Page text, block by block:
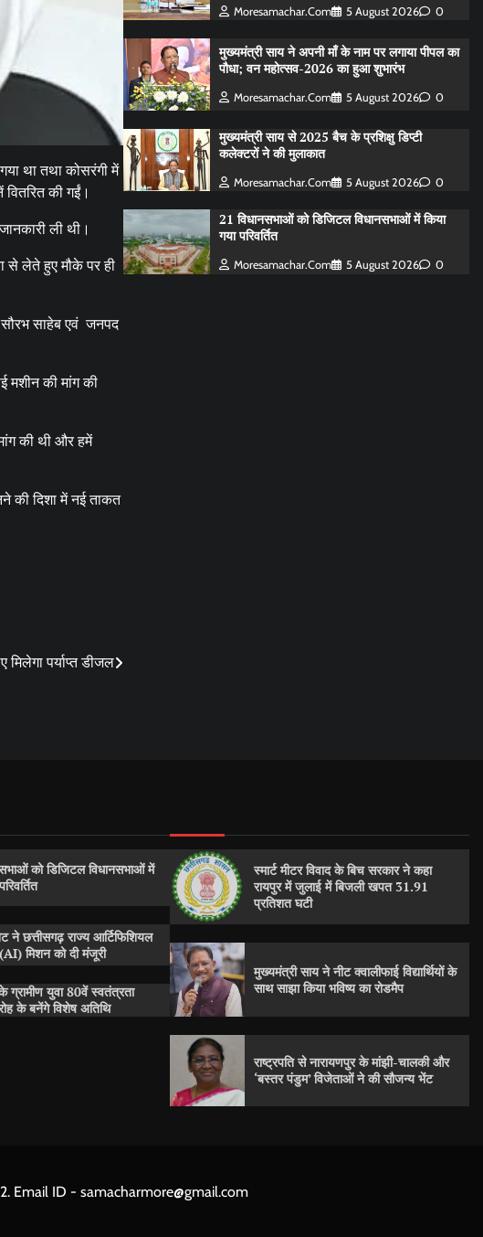
था तथा कोसरंगी में
की गईं।
ली थी।
से लेते हुए मौके पर ही
साहेब एवं जनपद
मशीन की मांग की
की थी और हमें
की दिशा में नई ताकत
पर्याप्त डीजल
Moresamachar.com 5 August 2026 0
मुख्यमंत्री साय ने अपनी माँ के नाम पर लगाया पीपल का
पौधा; वन महोत्सव-2026 का हुआ शुभारंभ
Moresamachar.com 5 August 2026 0
मुख्यमंत्री साय से 2025 बैच के प्रशिक्षु डिप्टी
कलेक्टरों ने की मुलाकात
Moresamachar.com 5 August 2026 0
21 विधानसभाओं को डिजिटल विधानसभाओं में किया
गया परिवर्तित
Moresamachar.com 5 August 2026 0
को डिजिटल विधानसभाओं में
ने छत्तीसगढ़ राज्य आर्टिफिशियल
मिशन को दी मंजूरी
ग्रामीण युवा 80वें स्वतंत्रता
के बनेंगे विशेष अतिथि
स्मार्ट मीटर विवाद के बिच सरकार ने कहा
रायपुर में जुलाई में बिजली खपत 31.91
प्रतिशत घटी
मुख्यमंत्री साय ने नीट क्वालीफाई विद्यार्थियों के
साथ साझा किया भविष्य का रोडमैप
राष्ट्रपति से नारायणपुर के मांझी-चालकी और
‘बस्तर पंडुम’ विजेताओं ने की सौजन्य भेंट
Email ID - samacharmore@gmail.com